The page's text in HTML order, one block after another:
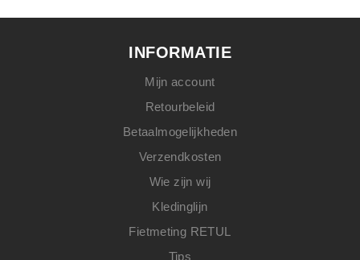
INFORMATIE
Mijn account
Retourbeleid
Betaalmogelijkheden
Verzendkosten
Wie zijn wij
Kledinglijn
Fietmeting RETUL
Tips